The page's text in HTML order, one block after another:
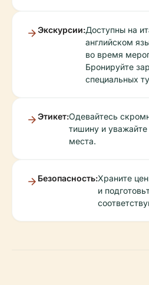
Экскурсии:Доступны на
английском
во время
Бронируйте
специальных
Этикет:Одевайтесь
тишину и
места.
Безопасность:Храните
и